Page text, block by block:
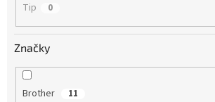
Tip 0
Značky
Brother 11